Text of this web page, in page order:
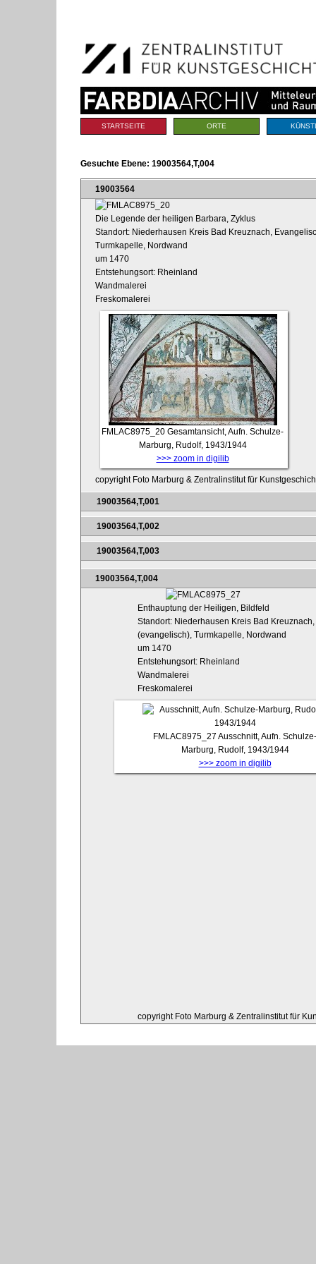
Navigation
Sektionen
STARTSEITE ORTE
Gesuchte Ebene: 19003564,T,004
19003564
Die Legende der heiligen Barbara, Zyklus
Standort: Niederhausen Kreis Bad Kreuznach,
Turmkapelle, Nordwand
um 1470
Entstehungsort: Rheinland
Wandmalerei
Freskomalerei
FMLAC8975_20 Gesamtansicht, Aufn. Schulze-
Marburg, Rudolf, 1943/1944
>>> zoom in digilib
copyright Foto Marburg & Zentralinstitut für
19003564,T,001
19003564,T,002
19003564,T,003
19003564,T,004
Enthauptung der Heiligen, Bildfeld
Standort: Niederhausen Kreis Bad
(evangelisch), Turmkapelle, Nordwand
um 1470
Entstehungsort: Rheinland
Wandmalerei
Freskomalerei
FMLAC8975_27 Ausschnitt, Aufn. Schulze-
Marburg, Rudolf, 1943/1944
>>> zoom in digilib
copyright Foto Marburg & Zentralinstitut für